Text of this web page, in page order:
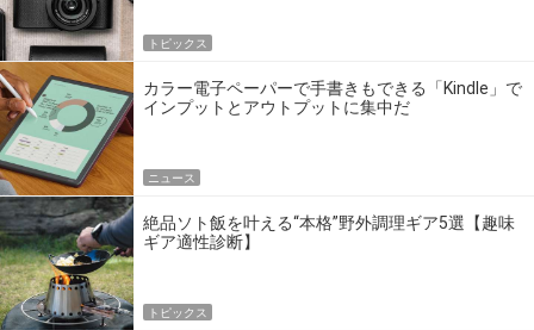
トピックス
カラー電子ペーパーで手書きもできる「Kindle」で
インプットとアウトプットに集中だ
ニュース
絶品ソト飯を叶える“本格”野外調理ギア5選【趣味
ギア適性診断】
トピックス